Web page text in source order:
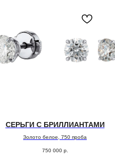
СЕРЬГИ С БРИЛЛИАНТАМИ
Золото белое, 750 проба
750 000 р.